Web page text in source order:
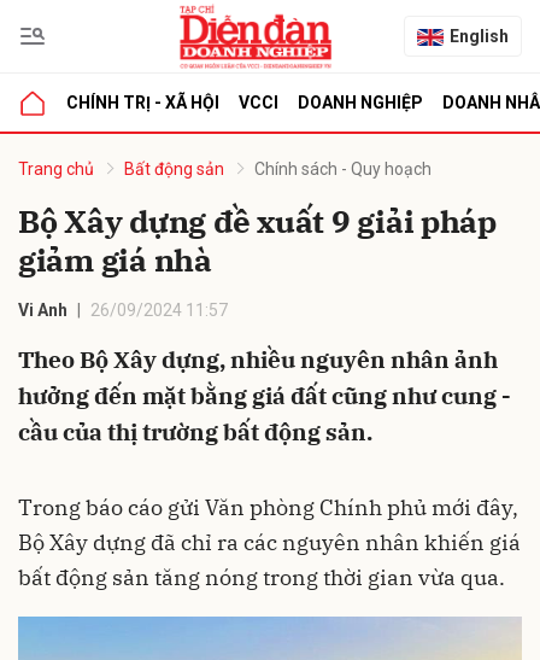
English
CHÍNH TRỊ - XÃ HỘI VCCI DOANH NGHIỆP DOANH
Trang chủ Bất động sản Chính sách - Quy hoạch
Bộ Xây dựng đề xuất 9 giải pháp
giảm giá nhà
Vi Anh 26/09/2024 11:57
Theo Bộ Xây dựng, nhiều nguyên nhân ảnh
hưởng đến mặt bằng giá đất cũng như cung -
cầu của thị trường bất động sản.
Trong báo cáo gửi Văn phòng Chính phủ mới đây,
Bộ Xây dựng đã chỉ ra các nguyên nhân khiến giá
bất động sản tăng nóng trong thời gian vừa qua.
luận
Hủy